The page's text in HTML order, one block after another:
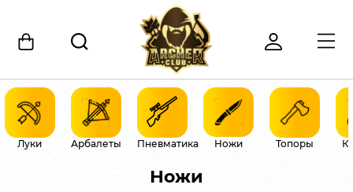
Луки Арбалеты Пневматика Ножи Топоры
Ножи